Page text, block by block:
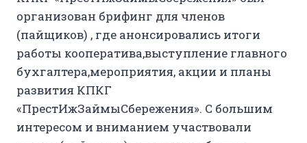
организован брифинг для членов
(пайщиков) , где анонсировались итоги
работы кооператива,выступление главного
бухгалтера,мероприятия, акции и планы
развития КПКГ
«ПрестИжЗаймыСбережения». С большим
интересом и вниманием участвовали